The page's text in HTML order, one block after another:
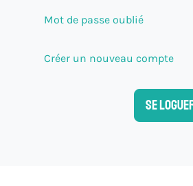
Mot de passe oublié
Créer un nouveau compte
Se